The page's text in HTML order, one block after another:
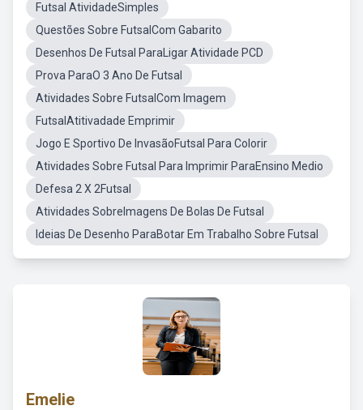
Futsal AtividadeSimples
Questões Sobre FutsalCom Gabarito
Desenhos De Futsal ParaLigar Atividade PCD
Prova ParaO 3 Ano De Futsal
Atividades Sobre FutsalCom Imagem
FutsalAtitivadade Emprimir
Jogo E Sportivo De InvasãoFutsal Para Colorir
Atividades Sobre Futsal Para Imprimir ParaEnsino Medio
Defesa 2 X 2Futsal
Atividades SobreImagens De Bolas De Futsal
Ideias De Desenho ParaBotar Em Trabalho Sobre Futsal
Emelie